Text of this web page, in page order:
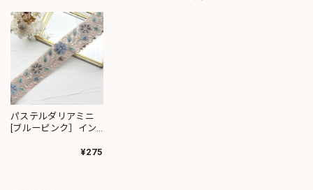
パステルダリアミニ
[ブルーピンク］イン
¥275